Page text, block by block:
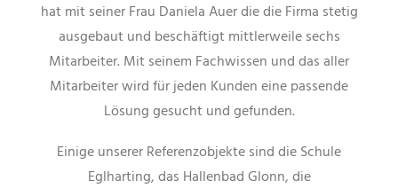
hat mit seiner Frau Daniela Auer die die Firma stetig
ausgebaut und beschäftigt mittlerweile sechs
Mitarbeiter. Mit seinem Fachwissen und das aller
Mitarbeiter wird für jeden Kunden eine passende
Lösung gesucht und gefunden.
Einige unserer Referenzobjekte sind die Schule
Eglharting, das Hallenbad Glonn, die